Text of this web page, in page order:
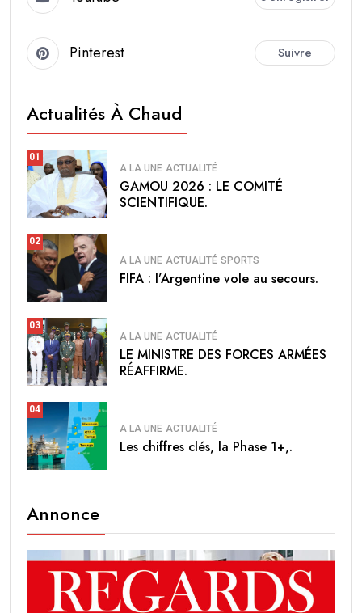
Pinterest Suivre
Actualités À Chaud
01
A LA UNE ACTUALITÉ
GAMOU 2026 : LE COMITÉ
SCIENTIFIQUE.
02
A LA UNE ACTUALITÉ SPORTS
FIFA : l’Argentine vole au secours.
03
A LA UNE ACTUALITÉ
LE MINISTRE DES FORCES ARMÉES
RÉAFFIRME.
04
A LA UNE ACTUALITÉ
Les chiffres clés, la Phase 1+,.
Annonce